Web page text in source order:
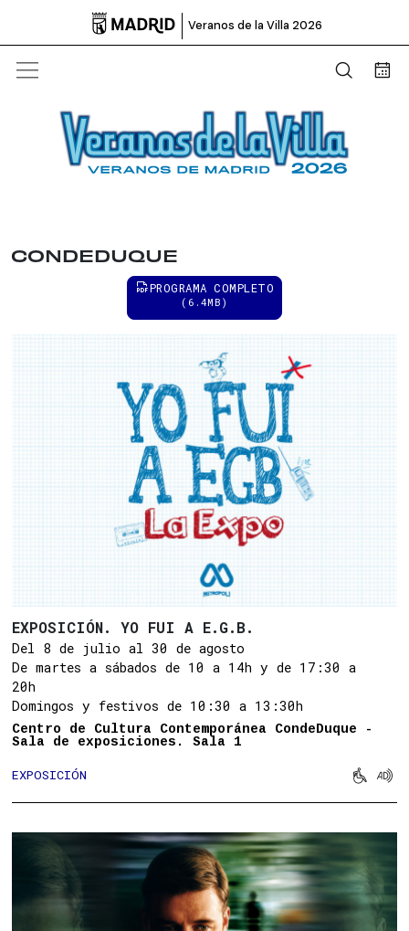
 Veranos de la Villa 2026
Abrir
CONDEDUQUE
PROGRAMA COMPLETO
(6.4MB)
EXPOSICIÓN. YO FUI A E.G.B.
Del 8 de julio al 30 de agosto
De martes a sábados de 10 a 14h y de 17:30 a
20h
Domingos y festivos de 10:30 a 13:30h
Centro de Cultura Contemporánea CondeDuque -
Sala de exposiciones. Sala 1
EXPOSICIÓN  